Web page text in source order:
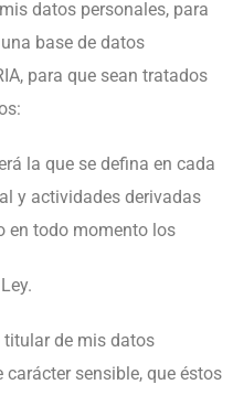
datos personales, para
base de datos
para que sean tratados
la que se defina en cada
y actividades derivadas
en todo momento los
titular de mis datos
carácter sensible, que éstos